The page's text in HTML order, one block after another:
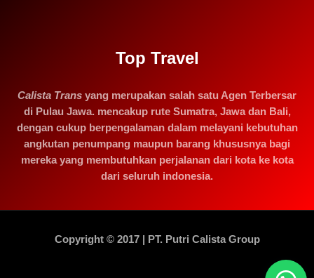
Top Travel
Calista Trans yang merupakan salah satu Agen Terbersar
di Pulau Jawa. mencakup rute Sumatra, Jawa dan Bali,
dengan cukup berpengalaman dalam melayani kebutuhan
angkutan penumpang maupun barang khususnya bagi
mereka yang membutuhkan perjalanan dari kota ke kota
dari seluruh indonesia.
Copyright © 2017 | PT. Putri Calista Group